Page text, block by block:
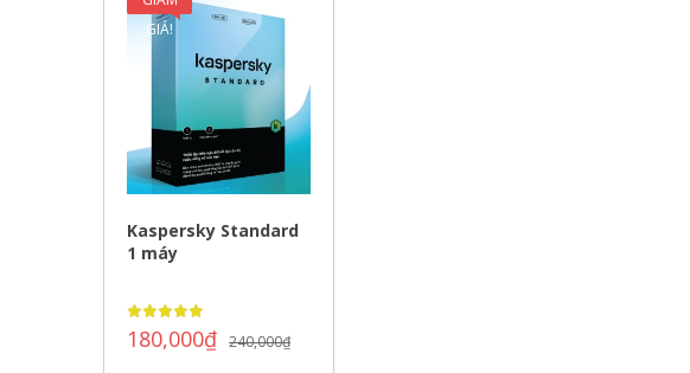
GIÁ!
Kaspersky Standard
1 máy
240,000₫
180,000₫